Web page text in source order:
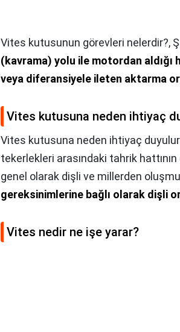
Vites kutusunun görevleri nelerdir?,
(kavrama) yolu ile motordan
veya diferansiyele ileten aktarma
Vites kutusuna neden ihtiyaç
Vites kutusuna neden ihtiyaç
tekerlekleri arasındaki tahrik
genel olarak dişli ve millerden
gereksinimlerine bağlı olarak dişli
Vites nedir ne işe yarar?